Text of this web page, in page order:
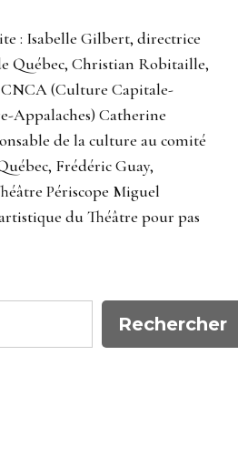
: Isabelle Gilbert, directrice
Québec, Christian Robitaille,
(Culture Capitale-
Appalaches) Catherine
de la culture au comité
Frédéric Guay,
Périscope Miguel
du Théâtre pour pas
Rechercher